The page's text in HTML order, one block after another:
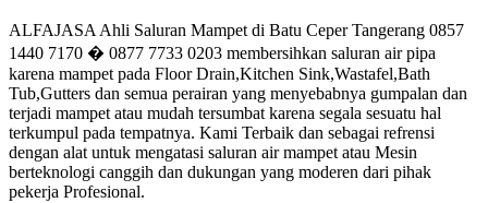
ALFAJASA Ahli Saluran Mampet di Batu Ceper Tangerang 0857
1440 7170 � 0877 7733 0203 membersihkan saluran air pipa
karena mampet pada Floor Drain,Kitchen Sink,Wastafel,Bath
Tub,Gutters dan semua perairan yang menyebabnya gumpalan dan
terjadi mampet atau mudah tersumbat karena segala sesuatu hal
terkumpul pada tempatnya. Kami Terbaik dan sebagai refrensi
dengan alat untuk mengatasi saluran air mampet atau Mesin
berteknologi canggih dan dukungan yang moderen dari pihak
pekerja Profesional.